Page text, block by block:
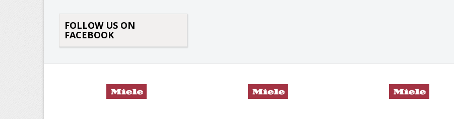
FOLLOW US ON
FACEBOOK